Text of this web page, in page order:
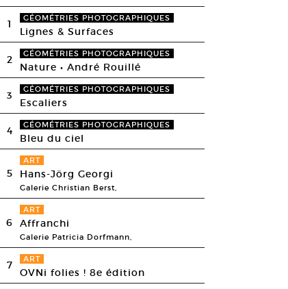
1 GÉOMÉTRIES PHOTOGRAPHIQUES
Lignes & Surfaces
2 GÉOMÉTRIES PHOTOGRAPHIQUES
Nature • André Rouillé
3 GÉOMÉTRIES PHOTOGRAPHIQUES
Escaliers
4 GÉOMÉTRIES PHOTOGRAPHIQUES
Bleu du ciel
5
ART
Hans-Jörg Georgi
Galerie Christian Berst,
6
ART
Affranchi
Galerie Patricia Dorfmann,
7 ART
OVNi folies ! 8e édition